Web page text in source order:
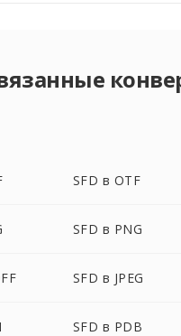
SFD в OTF
SFD в PNG
SFD в JPEG
SFD в PDB